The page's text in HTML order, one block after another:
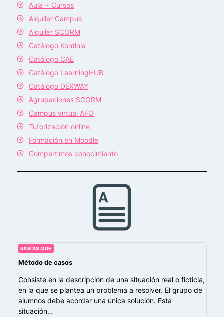
Aula + Cursos
Alquiler Campus
Alquiler SCORM
Catálogo Kontinia
Catálogo CAE
Catálogo LearningHUB
Catálogo DEXWAY
Agrupaciones SCORM
Campus virtual AFO
Tutorización online
Formación en Moodle
Compartimos conocimiento
SABÍAS QUE
Método de casos
Consiste en la descripción de una situación real o ficticia,
en la que se plantea un problema a resolver. El grupo de
alumnos debe acordar una única solución. Esta
situación…